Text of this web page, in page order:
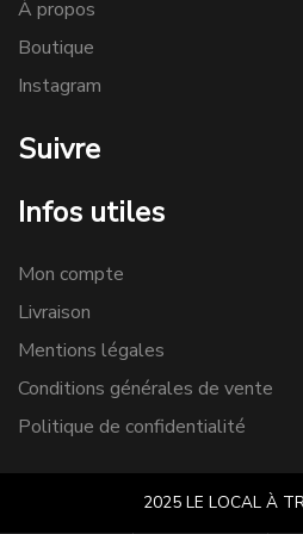
À propos
Boutique
Instagram
Suivre
Infos utiles
Mon compte
Livraison
Mentions légales
Conditions générales de vente
Politique de confidentialité
2025 LE LOCAL À